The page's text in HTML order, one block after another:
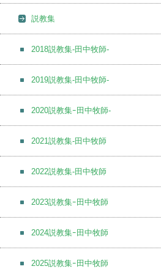
説教集
2018説教集-田中牧師-
2019説教集-田中牧師-
2020説教集ｰ田中牧師-
2021説教集-田中牧師
2022説教集-田中牧師
2023説教集ｰ田中牧師
2024説教集ｰ田中牧師
2025説教集ｰ田中牧師